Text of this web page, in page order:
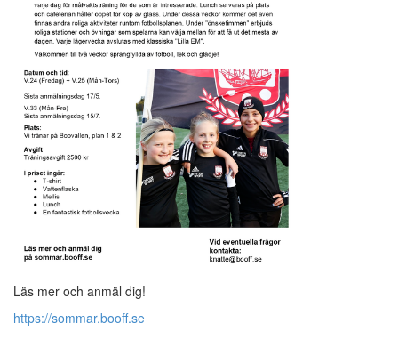
Läs mer och anmäl dig!
https://sommar.booff.se